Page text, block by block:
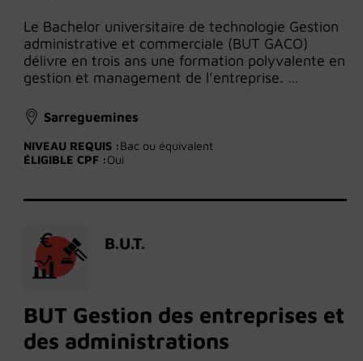
Le Bachelor universitaire de technologie Gestion
administrative et commerciale (BUT GACO)
délivre en trois ans une formation polyvalente en
gestion et management de l’entreprise. …
Sarreguemines
NIVEAU REQUIS :Bac ou équivalent
ÉLIGIBLE CPF :Oui
B.U.T.
BUT Gestion des entreprises et
des administrations